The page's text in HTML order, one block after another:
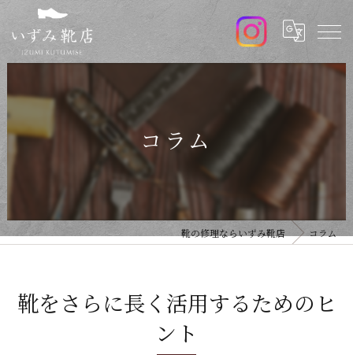
コラム
靴の修理ならいずみ靴店 コラム
靴をさらに長く活用するためのヒ
ント